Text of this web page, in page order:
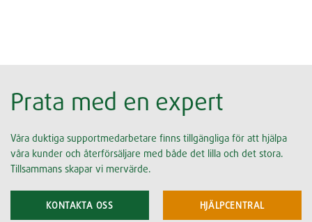
Prata med en expert
Våra duktiga supportmedarbetare finns tillgängliga för att hjälpa
våra kunder och återförsäljare med både det lilla och det stora.
Tillsammans skapar vi mervärde.
KONTAKTA OSS HJÄLPCENTRAL